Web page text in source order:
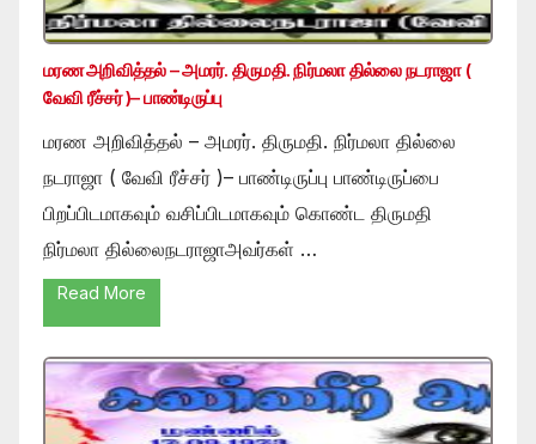
மரண அறிவித்தல் – அமரர். திருமதி. நிர்மலா தில்லை நடராஜா (
வேவி ரீச்சர் )– பாண்டிருப்பு
மரண அறிவித்தல் – அமரர். திருமதி. நிர்மலா தில்லை
நடராஜா ( வேவி ரீச்சர் )– பாண்டிருப்பு பாண்டிருப்பை
பிறப்பிடமாகவும் வசிப்பிடமாகவும் கொண்ட திருமதி
நிர்மலா தில்லைநடராஜாஅவர்கள் …
Read More